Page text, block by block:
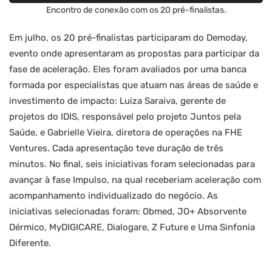
Encontro de conexão com os 20 pré-finalistas.
Em julho, os 20 pré-finalistas participaram do Demoday,
evento onde apresentaram as propostas para participar da
fase de aceleração. Eles foram avaliados por uma banca
formada por especialistas que atuam nas áreas de saúde e
investimento de impacto: Luiza Saraiva, gerente de
projetos do IDIS, responsável pelo projeto Juntos pela
Saúde, e Gabrielle Vieira, diretora de operações na FHE
Ventures. Cada apresentação teve duração de três
minutos. No final, seis iniciativas foram selecionadas para
avançar à fase Impulso, na qual receberiam aceleração com
acompanhamento individualizado do negócio. As
iniciativas selecionadas foram: Obmed, JO+ Absorvente
Dérmico, MyDIGICARE, Dialogare, Z Future e Uma Sinfonia
Diferente.